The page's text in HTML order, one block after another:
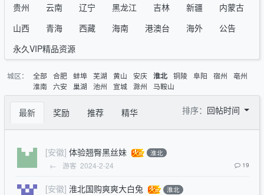
贵州
云南 辽宁 黑龙江 吉林 新疆
内蒙古
山西
青海 西藏 海南 港澳台 海外
公告
永久VIP精品资源
城区： 全部 合肥 蚌埠 芜湖 黄山 安庆 淮北 铜陵 阜阳 宿州
亳州
淮南 六安 巢湖 池州 宣城 滁州 马鞍山
最新 奖励 推荐 精华 排序： 回帖时间
[安徽] 体验翘臀黑丝妹 淮北
← 游客 2024-2-24 19
[安徽] 淮北国购爽爽大白兔 淮北